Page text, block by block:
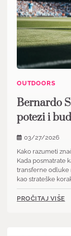
OUTDOORS
Bernardo
potezi i
03/27/2026
Kako razumeti
Kada posmatrate
transferne odluke
kao strateške
PROČITAJ VIŠE